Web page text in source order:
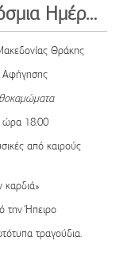
Με αφορμή την Παγκόσμια Ημέρα Αφήγησης
Θράκης
Αφήγησης
18:00
από καιρούς
την Ήπειρο
τραγούδια.